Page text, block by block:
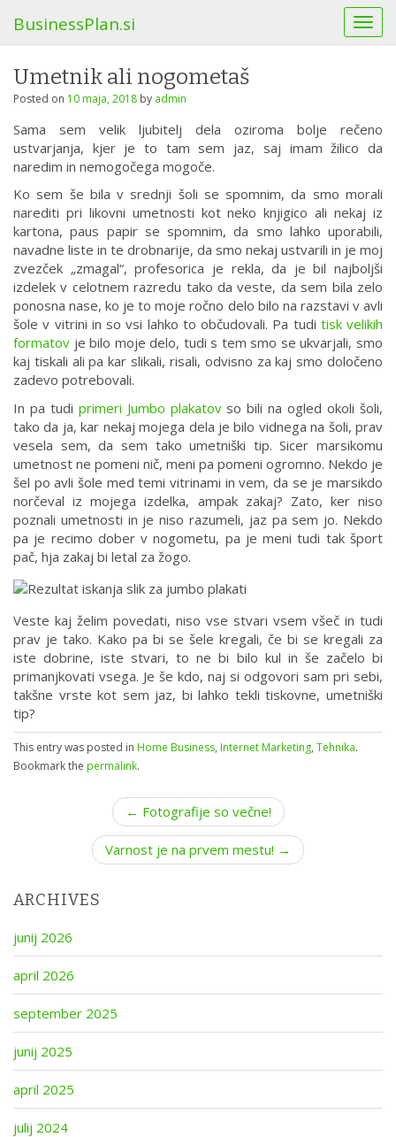
T
o
n
a
i
g
a
t
i
o
n
BusinessPlan.si
Umetnik ali nogometaš
Posted on 10 maja, 2018 by admin
Sama sem velik ljubitelj dela oziroma bolje rečeno
ustvarjanja, kjer je to tam sem jaz, saj imam žilico da
naredim in nemogočega mogoče.
Ko sem še bila v srednji šoli se spomnim, da smo morali
narediti pri likovni umetnosti kot neko knjigico ali nekaj iz
kartona, paus papir se spomnim, da smo lahko uporabili,
navadne liste in te drobnarije, da smo nekaj ustvarili in je moj
zvezček „zmagal“, profesorica je rekla, da je bil najboljši
izdelek v celotnem razredu tako da veste, da sem bila zelo
ponosna nase, ko je to moje ročno delo bilo na razstavi v avli
šole v vitrini in so vsi lahko to občudovali. Pa tudi tisk velikih
formatov je bilo moje delo, tudi s tem smo se ukvarjali, smo
kaj tiskali ali pa kar slikali, risali, odvisno za kaj smo določeno
zadevo potrebovali.
In pa tudi primeri Jumbo plakatovso bili na ogled okoli šoli,
tako da ja, kar nekaj mojega dela je bilo vidnega na šoli, prav
vesela sem, da sem tako umetniški tip. Sicer marsikomu
umetnost ne pomeni nič, meni pa pomeni ogromno. Nekdo je
šel po avli šole med temi vitrinami in vem, da se je marsikdo
norčeval iz mojega izdelka, ampak zakaj? Zato, ker niso
poznali umetnosti in je niso razumeli, jaz pa sem jo. Nekdo
pa je recimo dober v nogometu, pa je meni tudi tak šport
pač, hja zakaj bi letal za žogo.
Veste kaj želim povedati, niso vse stvari vsem všeč in tudi
prav je tako. Kako pa bi se šele kregali, če bi se kregali za
iste dobrine, iste stvari, to ne bi bilo kul in še začelo bi
primanjkovati vsega. Je še kdo, naj si odgovori sam pri sebi,
takšne vrste kot sem jaz, bi lahko tekli tiskovne, umetniški
tip?
This entry was posted in Home Business, Internet Marketing, Tehnika.
Bookmark the permalink.
n
v
i
g
a
t
i
o
n
← Fotografije so večne!
Varnost je na prvem mestu! →
ARCHIVES
junij 2026
april 2026
september 2025
junij 2025
april 2025
julij 2024